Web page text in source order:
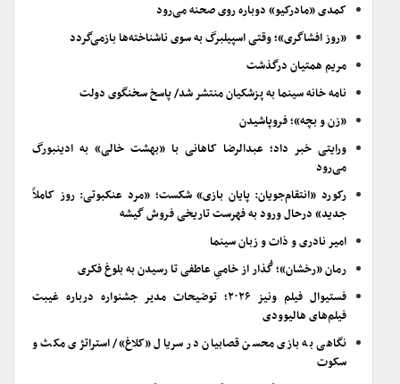
کمدی «مادرکیو» دوباره روی صحنه می‌رود
«روز افشاگری»؛ وقتی اسپیلبرگ به سوی ناشناخته‌ها بازمی‌گردد
مریم همتیان درگذشت
نامه خانه سینما به پزشکیان منتشر شد/ پاسخ سخنگوی دولت
«زن و بچه»؛ فروپاشیدن
ورایتی خبر داد؛ عبدالرضا کاهانی با «بهشت خالی» به ادینبورگ
می‌رود
رکورد «انتقام‌جویان: پایان بازی» شکست؛ «مرد عنکبوتی: روز کاملاً
جدید» درحال ورود به فهرست تاریخی فروش گیشه
امیر نادری و ذات و زبان سینما
رمان «رخشان»؛ گُذار از خامیِ عاطفی تا رسیدن به بلوغ فکری
فستیوال فیلم ونیز ۲۰۲۶؛ توضیحات مدیر جشنواره درباره غیبت
فیلم‌های هالیوودی
نگاهی به بازی محسن قصابیان در سریال «کلاغ»/ استراتژی مکث و
سکوت